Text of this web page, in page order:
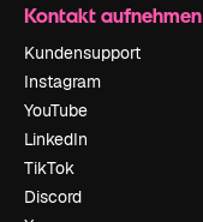
Kontakt aufnehmen
Kundensupport
Instagram
YouTube
LinkedIn
TikTok
Discord